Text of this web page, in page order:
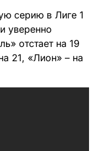
серию в Лиге 1
уверенно
отстает на 19
21, «Лион» – на